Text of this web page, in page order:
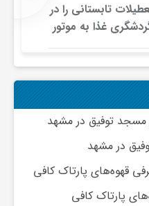
تعطیلات تابستانی را در
غذا به موتور
تبدیل شد
مسجد توفیق در مشهد
در مشهد
قهوه‌های پارتاک کافی
پارتاک کافی